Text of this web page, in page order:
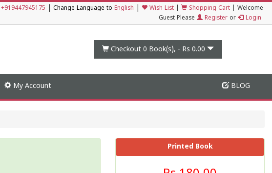
+919447945175 Change Language to English Wish List Shopping Cart
Welcome
Guest Please
Register or Login
Checkout 0 Book(s), - Rs 0.00
My Account BLOG
Printed Book